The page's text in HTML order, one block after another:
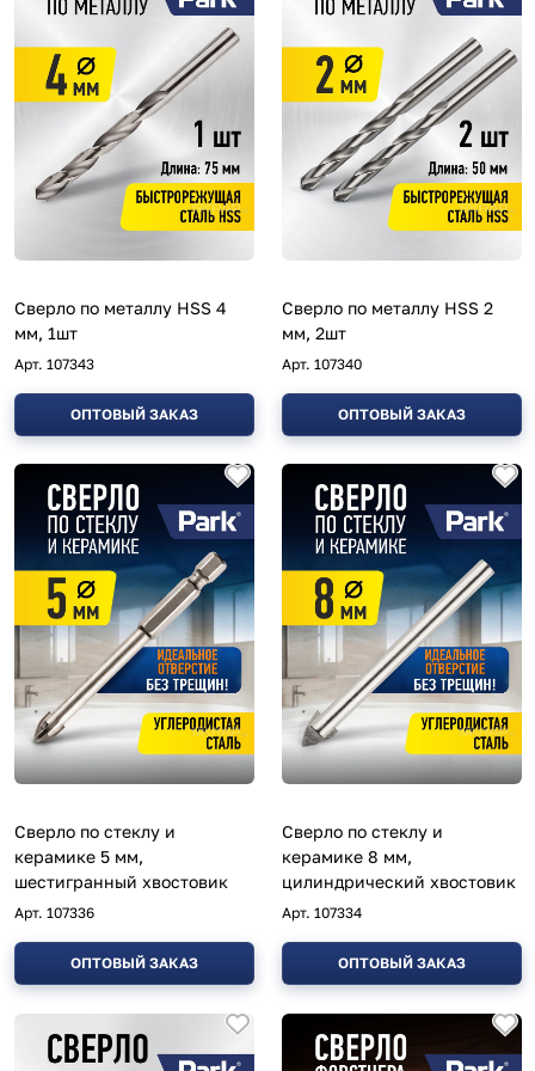
Сверло по металлу HSS 4
мм, 1шт
Арт. 107343
ОПТОВЫЙ ЗАКАЗ
Сверло по металлу HSS 2
мм, 2шт
Арт. 107340
ОПТОВЫЙ ЗАКАЗ
Сверло по стеклу и
керамике 5 мм,
шестигранный хвостовик
Арт. 107336
ОПТОВЫЙ ЗАКАЗ
Сверло по стеклу и
керамике 8 мм,
цилиндрический хвостовик
Арт. 107334
ОПТОВЫЙ ЗАКАЗ